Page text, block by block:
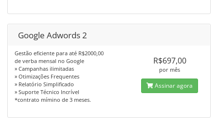
Google Adwords 2
Gestão eficiente para até R$2000,00
de verba mensal no Google
» Campanhas ilimitadas
» Otimizações Frequentes
» Relatório Simplificado
» Suporte Técnico Incrível
*contrato mímino de 3 meses.
R$697,00
por mês
Assinar agora